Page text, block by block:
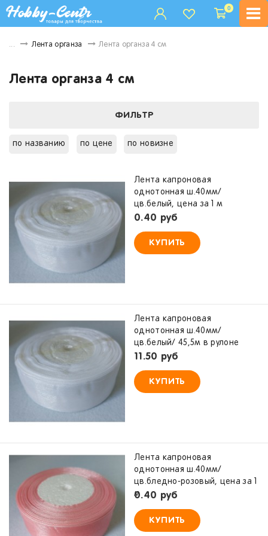
0
... Лента органза Лента органза 4 см
Лента органза 4 см
ФИЛЬТР
по названию по цене по новизне
Лента капроновая
однотонная ш.40мм/
цв.белый, цена за 1 м
0.40 руб
КУПИТЬ
Лента капроновая
однотонная ш.40мм/
цв.белый/ 45,5м в рулоне
11.50 руб
КУПИТЬ
Лента капроновая
однотонная ш.40мм/
цв.бледно-розовый, цена за 1
м
0.40 руб
КУПИТЬ